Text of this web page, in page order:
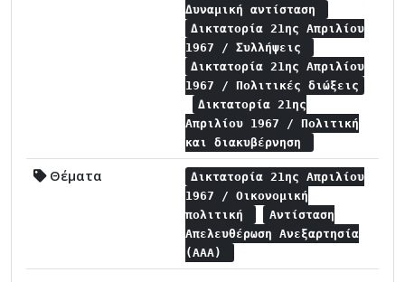
Δυναμική αντίσταση
Δικτατορία 21ης Απριλίου
1967 / Συλλήψεις
Δικτατορία 21ης Απριλίου
1967 / Πολιτικές διώξεις
Δικτατορία 21ης
Απριλίου 1967 / Πολιτική
και διακυβέρνηση
Θέματα
Δικτατορία 21ης Απριλίου
1967 / Οικονομική
πολιτική
Αντίσταση
Απελευθέρωση Ανεξαρτησία
(ΑΑΑ)